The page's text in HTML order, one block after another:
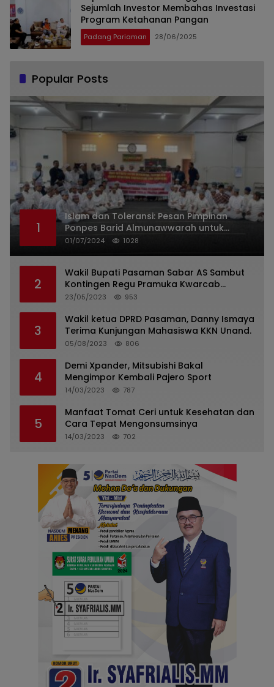
Sejumlah Investor Membahas Investasi
Program Ketahanan Pangan
Padang Pariaman 28/06/2025
Popular Posts
1
Islam dan Toleransi: Pesan Pimpinan
Ponpes Barid Almunawwarah untuk
Indonesia
01/07/2024 1028
2
Wakil Bupati Pasaman Sabar AS Sambut
Kontingen Regu Pramuka Kwarcab
Pasaman
23/05/2023 953
3
Wakil ketua DPRD Pasaman, Danny Ismaya
Terima Kunjungan Mahasiswa KKN Unand.
05/08/2023 806
4
Demi Xpander, Mitsubishi Bakal
Mengimpor Kembali Pajero Sport
14/03/2023 787
5
Manfaat Tomat Ceri untuk Kesehatan dan
Cara Tepat Mengonsumsinya
14/03/2023 702